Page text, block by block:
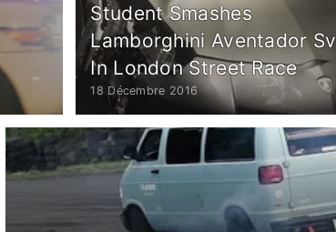
Student Smashes
Lamborghini Aventador Sv
In London Street Race
18 Décembre 2016